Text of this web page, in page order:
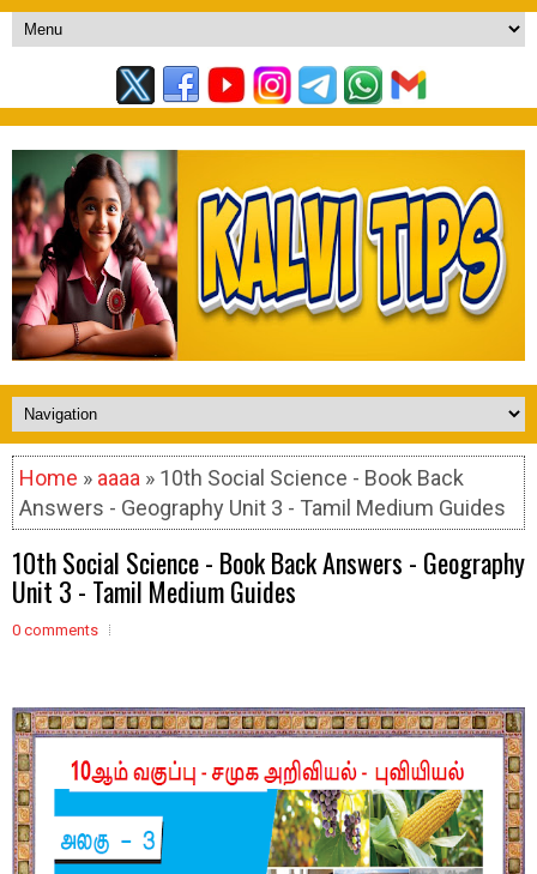
Home » aaaa » 10th Social Science - Book Back
Answers - Geography Unit 3 - Tamil Medium Guides
10th Social Science - Book Back Answers - Geography
Unit 3 - Tamil Medium Guides
0 comments